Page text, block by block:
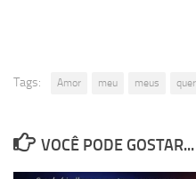
Tags: Amor meu meus
VOCÊ PODE GOSTAR...